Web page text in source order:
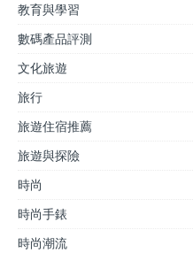
教育與學習
數碼產品評測
文化旅遊
旅行
旅遊住宿推薦
旅遊與探險
時尚
時尚手錶
時尚潮流